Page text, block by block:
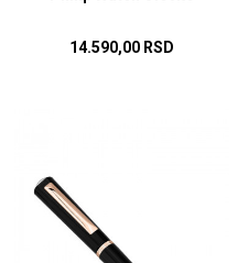
14.590,00 RSD